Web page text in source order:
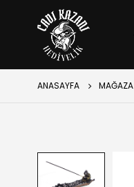
ANASAYFA MAĞAZA